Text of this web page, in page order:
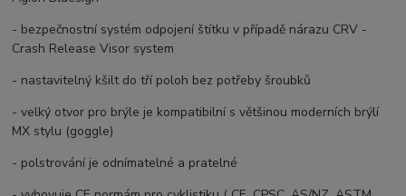
- bezpečnostní systém odpojení štítku v případě nárazu CRV -
Crash Release Visor system
- nastavitelný kšilt do tří poloh bez potřeby šroubků
- velký otvor pro brýle je kompatibilní s většinou moderních brýlí
MX stylu (goggle)
- polstrování je odnímatelné a pratelné